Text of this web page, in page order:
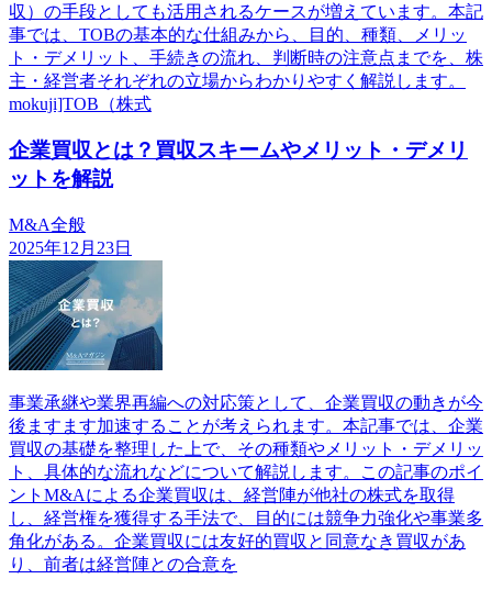
収）の手段としても活用されるケースが増えています。本記
事では、TOBの基本的な仕組みから、目的、種類、メリッ
ト・デメリット、手続きの流れ、判断時の注意点までを、株
主・経営者それぞれの立場からわかりやすく解説します。
mokuji]TOB（株式
企業買収とは？買収スキームやメリット・デメリ
ットを解説
M&A全般
2025年12月23日
事業承継や業界再編への対応策として、企業買収の動きが今
後ますます加速することが考えられます。本記事では、企業
買収の基礎を整理した上で、その種類やメリット・デメリッ
ト、具体的な流れなどについて解説します。この記事のポイ
ントM&Aによる企業買収は、経営陣が他社の株式を取得
し、経営権を獲得する手法で、目的には競争力強化や事業多
角化がある。企業買収には友好的買収と同意なき買収があ
り、前者は経営陣との合意を